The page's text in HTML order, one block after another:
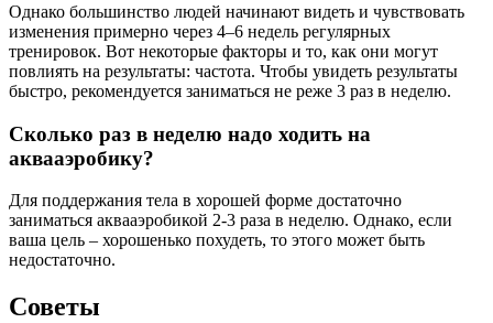
Однако большинство людей начинают видеть и чувствовать
изменения примерно через 4–6 недель регулярных
тренировок. Вот некоторые факторы и то, как они могут
повлиять на результаты: частота. Чтобы увидеть результаты
быстро, рекомендуется заниматься не реже 3 раз в неделю.
Сколько раз в неделю надо ходить на
аквааэробику?
Для поддержания тела в хорошей форме достаточно
заниматься аквааэробикой 2-3 раза в неделю. Однако, если
ваша цель – хорошенько похудеть, то этого может быть
недостаточно.
Советы